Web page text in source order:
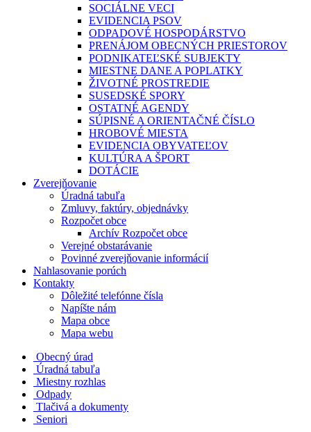
SOCIÁLNE VECI
EVIDENCIA PSOV
ODPADOVÉ HOSPODÁRSTVO
PRENÁJOM OBECNÝCH PRIESTOROV
PODNIKATEĽSKÉ SUBJEKTY
MIESTNE DANE A POPLATKY
ŽIVOTNÉ PROSTREDIE
SUSEDSKÉ SPORY
OSTATNÉ AGENDY
SÚPISNÉ A ORIENTAČNÉ ČÍSLO
HROBOVÉ MIESTA
EVIDENCIA OBYVATEĽOV
KULTÚRA A ŠPORT
DOTÁCIE
Zverejňovanie
Úradná tabuľa
Zmluvy, faktúry, objednávky
Rozpočet obce
Archív Rozpočet obce
Verejné obstarávanie
Povinné zverejňovanie informácií
Nahlasovanie porúch
Kontakty
Dôležité telefónne čísla
Napíšte nám
Mapa obce
Mapa webu
Obecný úrad
Úradná tabuľa
Miestny rozhlas
Odpady
Tlačivá a dokumenty
Seniori